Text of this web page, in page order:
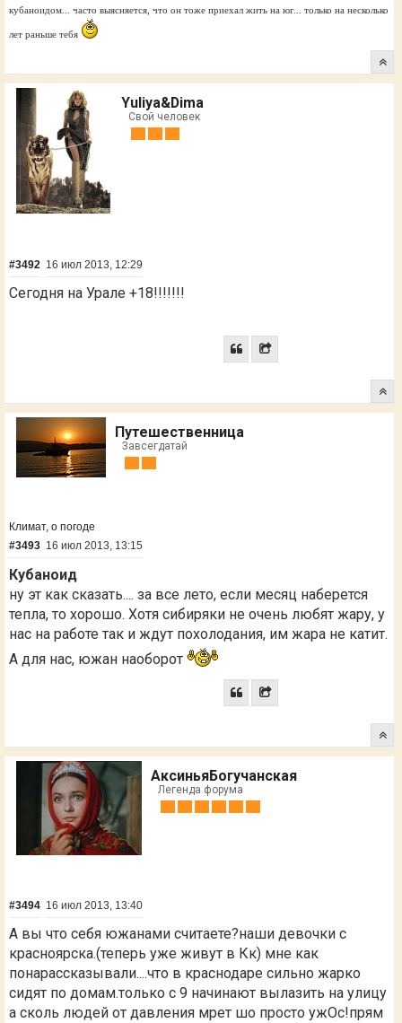
кубаноидом... часто выясняется, что он тоже приехал жить на юг... только на несколько
лет раньше тебя
Yuliya&Dima
Свой человек
#3492 16 июл 2013, 12:29
Сегодня на Урале +18!!!!!!!
Путешественница
Завсегдатай
Климат, о погоде
#3493 16 июл 2013, 13:15
Кубаноид
ну эт как сказать.... за все лето, если месяц наберется
тепла, то хорошо. Хотя сибиряки не очень любят жару, у
нас на работе так и ждут похолодания, им жара не катит.
А для нас, южан наоборот
АксиньяБогучанская
Легенда форума
#3494 16 июл 2013, 13:40
А вы что себя южанами считаете?наши девочки с
красноярска.(теперь уже живут в Кк) мне как
понарассказывали....что в краснодаре сильно жарко
сидят по домам.только с 9 начинают вылазить на улицу
а сколь людей от давления мрет шо просто ужОс!прям